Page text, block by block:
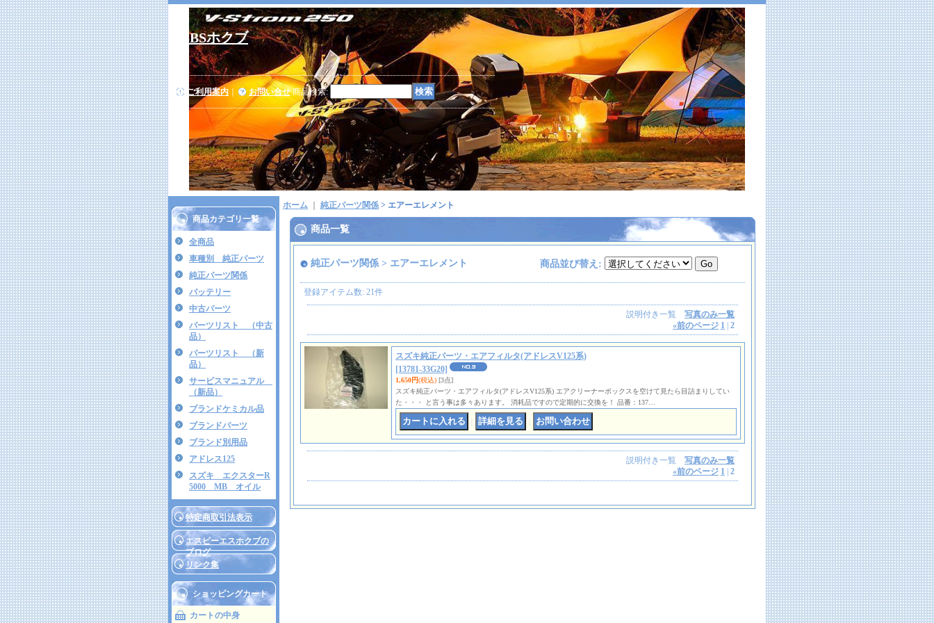
SBSホクブ
ご利用案内 お問い合せ 商品検索:
商品カテゴリ一覧
全商品
車種別 純正パーツ
純正パーツ関係
バッテリー
中古パーツ
パーツリスト （中古
品）
パーツリスト （新
品）
サービスマニュアル
（新品）
ブランドケミカル品
ブランドパーツ
ブランド別用品
アドレス125
スズキ エクスターR
5000 MB オイル
特定商取引法表示
エスビーエスホクブの
ブログ
リンク集
ショッピングカート
カートの中身
ホーム 純正パーツ関係 > エアーエレメント
商品一覧
純正パーツ関係 > エアーエレメント 商品並び替え :
登録アイテム数: 21件
説明付き一覧 写真のみ一覧
«前のページ 1 2
スズキ純正パーツ・エアフィルタ(アドレスV125系)
[13781-33G20]
1,650円(税込) [3点]
スズキ純正パーツ・エアフィルタ(アドレスV125系) エアクリーナーボックスを空けて見たら目詰まりしてい
た・・・ と言う事は多々あります。 消耗品ですので定期的に交換を！ 品番：137…
説明付き一覧 写真のみ一覧
«前のページ 1 2